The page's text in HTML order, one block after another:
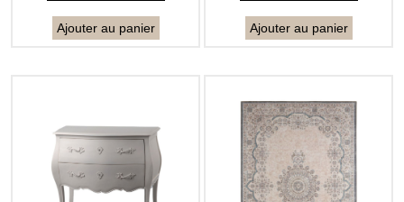
Ajouter au panier Ajouter au panier